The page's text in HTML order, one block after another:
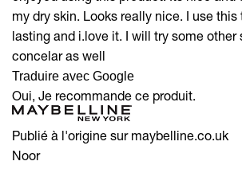
my dry skin. Looks really nice. I use
lasting and i.love it. I will try some other
concelar as well
Traduire avec Google
Oui, Je recommande ce produit.
Publié à l'origine sur maybelline.co.uk
Noor